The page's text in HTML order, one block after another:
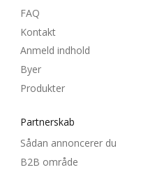
FAQ
Kontakt
Anmeld indhold
Byer
Produkter
Partnerskab
Sådan annoncerer du
B2B område